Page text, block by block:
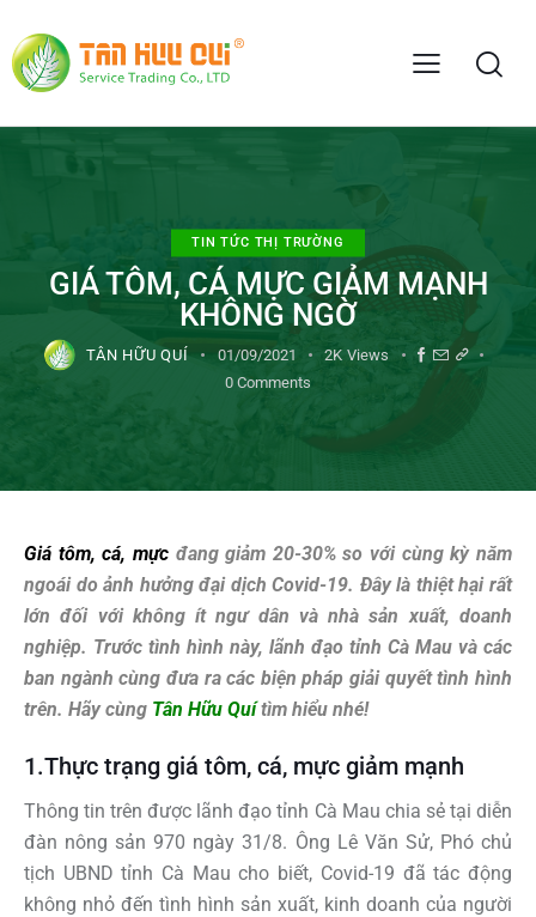
TIN TỨC THỊ TRƯỜNG
GIÁ TÔM, CÁ MỰC GIẢM MẠNH
KHÔNG NGỜ
TÂN HỮU QUÍ 01/09/2021 2K Views
0 Comments
Giá tôm, cá, mựcđang giảm 20-30% so với cùng kỳ năm
ngoái do ảnh hưởng đại dịch Covid-19. Đây là thiệt hại rất
lớn đối với không ít ngư dân và nhà sản xuất, doanh
nghiệp. Trước tình hình này, lãnh đạo tỉnh Cà Mau và các
ban ngành cùng đưa ra các biện pháp giải quyết tình hình
trên. Hãy cùng Tân Hữu Quítìm hiểu nhé!
1.Thực trạng giá tôm, cá, mực giảm mạnh
Thông tin trên được lãnh đạo tỉnh Cà Mau chia sẻ tại diễn
đàn nông sản 970 ngày 31/8. Ông Lê Văn Sử, Phó chủ
tịch UBND tỉnh Cà Mau cho biết, Covid-19 đã tác động
không nhỏ đến tình hình sản xuất, kinh doanh của người